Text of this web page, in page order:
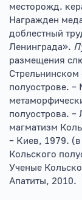
месторожд.
Награжден
доблестный
Ленинграда».
размещения
полуострове.
полуострова. –
магматизм
– Киев, 1979.
Кольского
Ученые
Апатиты, 2010.